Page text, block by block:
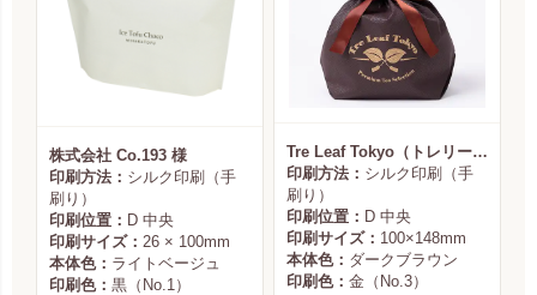
株式会社 Co.193 様
印刷方法： シルク印刷（手
刷り）
印刷位置： D 中央
印刷サイズ： 26 × 100mm
本体色： ライトベージュ
印刷色： 黒（No.1）
Tre Leaf Tokyo（トレリーフ東京） 様
印刷方法： シルク印刷（手
刷り）
印刷位置： D 中央
印刷サイズ： 100×148mm
本体色： ダークブラウン
印刷色： 金（No.3）